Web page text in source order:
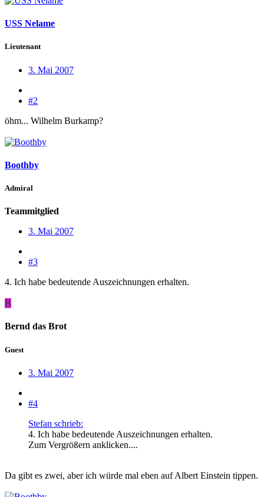
USS Nelame
Lieutenant
3. Mai 2007
#2
öhm... Wilhelm Burkamp?
Boothby
Admiral
Teammitglied
3. Mai 2007
#3
4. Ich habe bedeutende Auszeichnungen erhalten.
B
Bernd das Brot
Guest
3. Mai 2007
#4
Stefan schrieb:
4. Ich habe bedeutende Auszeichnungen erhalten.
Zum Vergrößern anklicken....
Da gibt es zwei, aber ich würde mal eben auf Albert Einstein tippen.